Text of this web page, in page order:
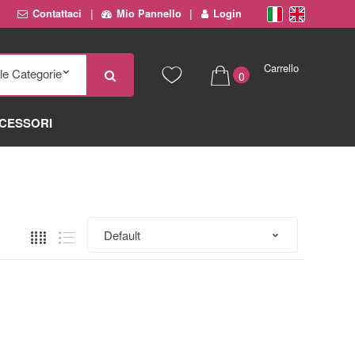
Contattaci Mio Pannello Login
0
Carrello